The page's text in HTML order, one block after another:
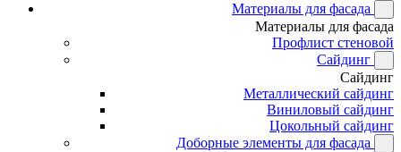
Материалы для фасада
Материалы для фасада
Профлист стеновой
Сайдинг
Сайдинг
Металлический сайдинг
Виниловый сайдинг
Цокольный сайдинг
Доборные элементы для фасада